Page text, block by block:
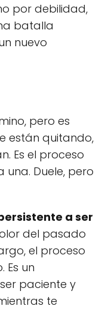
por debilidad,
batalla
nuevo
pero es
están quitando,
Es el proceso
Duele, pero
a ser
del pasado
el proceso
Es un
paciente y
te